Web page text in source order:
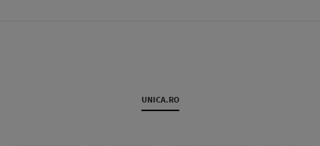
UNICA.RO